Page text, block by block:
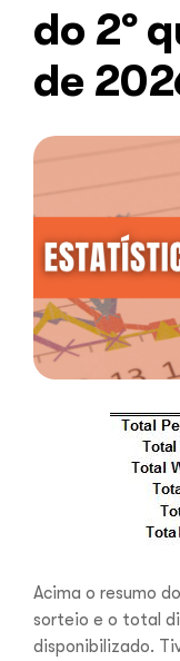
do 2º
de
Acima o resumo
sorteio e o total
disponibilizado.